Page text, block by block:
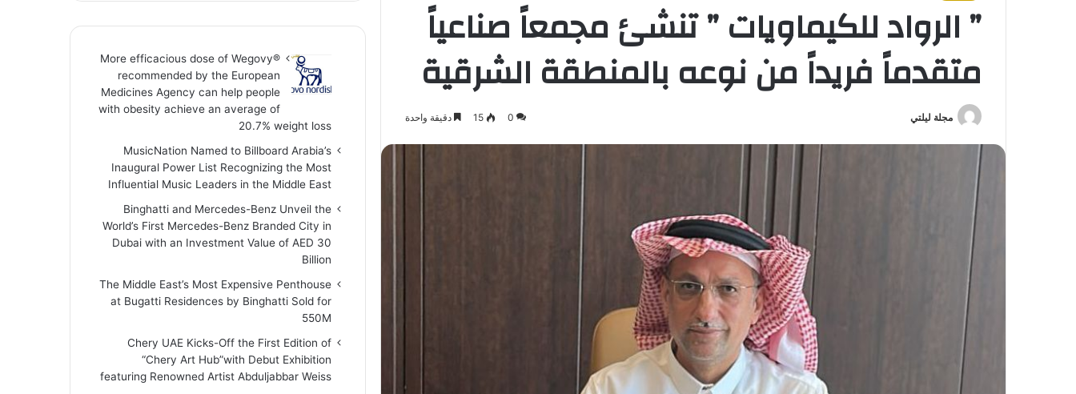
” الرواد للكيماويات ” تنشئ مجمعاً صناعياً
متقدماً فريداً من نوعه بالمنطقة الشرقية
مجلة ليلتي 0
15 دقيقة واحدة
More efficacious dose of Wegovy®️
recommended by the European
Medicines Agency can help people
with obesity achieve an average of
20.7% weight loss
MusicNation Named to Billboard Arabia’s
Inaugural Power List Recognizing the Most
Influential Music Leaders in the Middle East
Binghatti and Mercedes-Benz Unveil the
World’s First Mercedes-Benz Branded City in
Dubai with an Investment Value of AED 30
Billion
The Middle East’s Most Expensive Penthouse
at Bugatti Residences by Binghatti Sold for
550M
Chery UAE Kicks-Off the First Edition of
“Chery Art Hub”with Debut Exhibition
featuring Renowned Artist Abduljabbar Weiss